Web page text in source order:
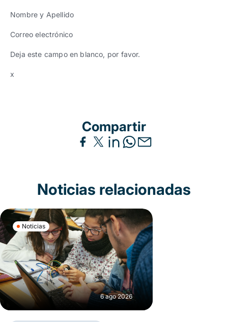
Nombre y Apellido
Correo electrónico
Deja este campo en blanco, por favor.
x
Compartir
Noticias relacionadas
Noticias
6 ago 2026